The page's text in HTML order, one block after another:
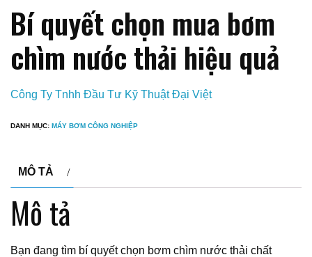
Bí quyết chọn mua bơm
chìm nước thải hiệu quả
Công Ty Tnhh Đầu Tư Kỹ Thuật Đại Việt
DANH MỤC: MÁY BƠM CÔNG NGHIỆP
MÔ TẢ
Mô tả
Bạn đang tìm bí quyết chọn bơm chìm nước thải chất